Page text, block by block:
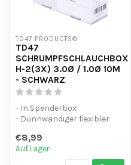
TD47 PRODUCTS®
TD47
SCHRUMPFSCHLAUCHBOX
H-2(3X) 3.0Ø / 1.0Ø 10M
- SCHWARZ
- In Spenderbox
- Dünnwandiger flexibler
- UV-beständig
€8,99
Auf Lager